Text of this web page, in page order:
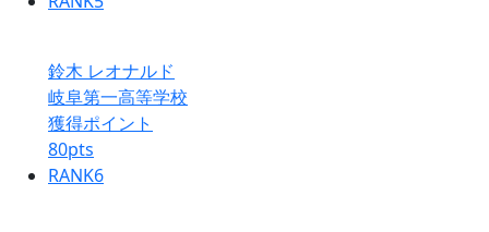
鈴木 レオナルド
岐阜第一高等学校
獲得ポイント
80pts
RANK6